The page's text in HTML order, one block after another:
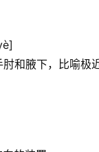
和腋下，比喻极